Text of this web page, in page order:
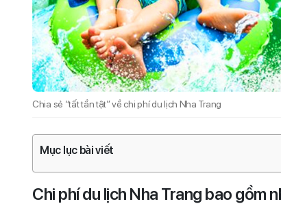
Chia sẻ “tất tần tật” về chi phí du lịch Nha Trang
Mục lục bài viết
Chi phí du lịch Nha Trang bao gồm